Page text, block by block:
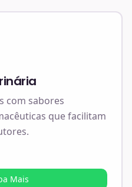
com sabores
que facilitam
Mais